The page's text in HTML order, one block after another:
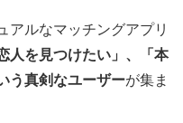
アルなマッチングアプリ
人を見つけたい」、「本
う真剣なユーザーが集ま